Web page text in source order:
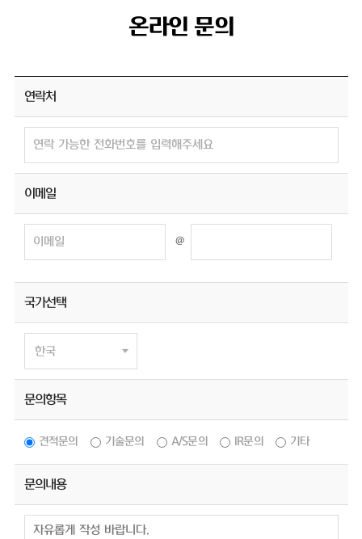
온라인 문의
연락처
이메일
@
국가선택
문의항목
견적문의 기술문의 A/S문의 IR문의 기타
문의내용